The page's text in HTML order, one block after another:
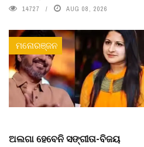
14727 AUG 08, 2026
ମନୋରଞ୍ଜନ
ଅଲଗା ହେବେନି ସଙ୍ଗୀତା-ବିଜୟ